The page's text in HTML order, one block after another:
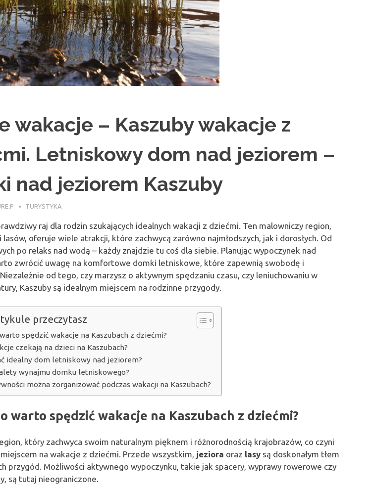
wakacje – Kaszuby wakacje z
Letniskowy dom nad jeziorem –
nad jeziorem Kaszuby
TURYSTYKA
raj dla rodzin szukających idealnych wakacji z dziećmi. Ten malowniczy region,
lasów, oferuje wiele atrakcji, które zachwycą zarówno najmłodszych, jak i dorosłych. Od
po relaks nad wodą – każdy znajdzie tu coś dla siebie. Planując wypoczynek nad
zwrócić uwagę na komfortowe domki letniskowe, które zapewnią swobodę i
od tego, czy marzysz o aktywnym spędzaniu czasu, czy leniuchowaniu w
Kaszuby są idealnym miejscem na rodzinne przygody.
przeczytasz
spędzić wakacje na Kaszubach z dziećmi?
czekają na dzieci na Kaszubach?
idealny dom letniskowy nad jeziorem?
wynajmu domku letniskowego?
można zorganizować podczas wakacji na Kaszubach?
warto spędzić wakacje na Kaszubach z dziećmi?
który zachwyca swoim naturalnym pięknem i różnorodnością krajobrazów, co czyni
na wakacje z dziećmi. Przede wszystkim, jeziora oraz lasysą doskonałym tłem
przygód. Możliwości aktywnego wypoczynku, takie jak spacery, wyprawy rowerowe czy
są tutaj nieograniczone.